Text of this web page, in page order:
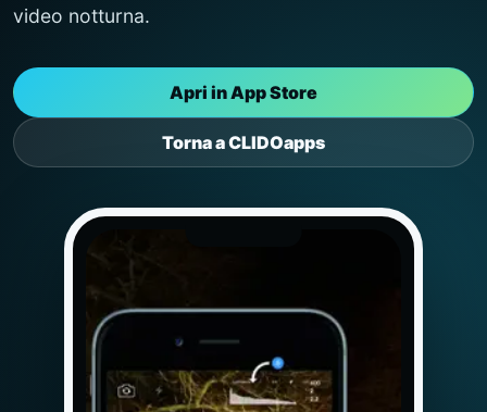
video notturna.
Apri in App Store
Torna a CLIDOapps